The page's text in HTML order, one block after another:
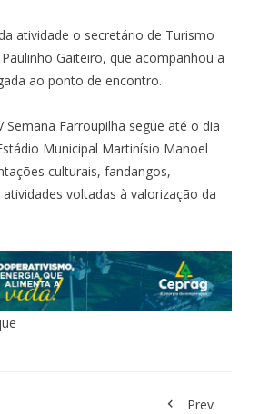
atividade o secretário de Turismo
Gaiteiro, que acompanhou a
ao ponto de encontro.
Semana Farroupilha segue até o dia
Municipal Martinísio Manoel
culturais, fandangos,
voltadas à valorização da
Prev